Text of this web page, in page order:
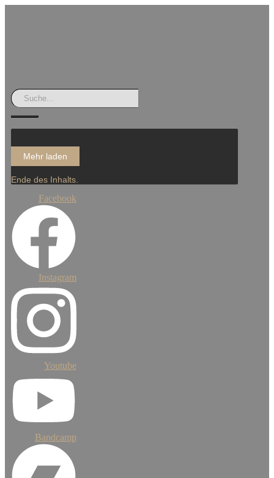
Mehr laden
Ende des Inhalts.
Facebook
Instagram
Youtube
Bandcamp